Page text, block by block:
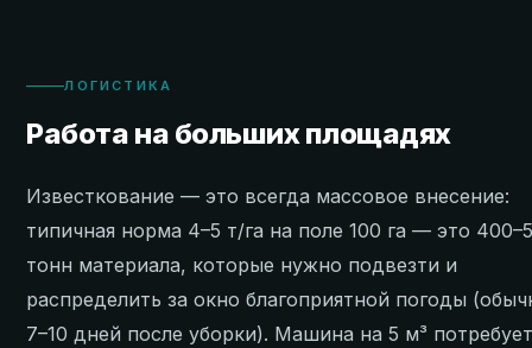
ЛОГИСТИКА
Работа на больших площадях
Известкование — это всегда массовое внесение:
типичная норма 4–5 т/га на поле 100 га — это
тонн материала, которые нужно подвезти и
распределить за окно благоприятной погоды
7–10 дней после уборки). Машина на 5 м³